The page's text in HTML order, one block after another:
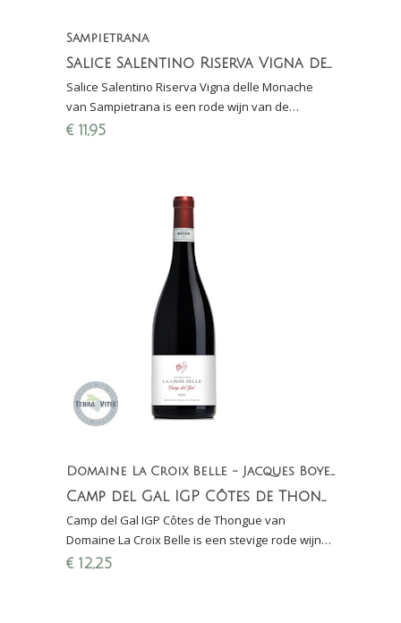
Sampietrana
Salice Salentino Riserva Vigna delle Monache
Salice Salentino Riserva Vigna delle Monache
van Sampietrana is een rode wijn van de
Negroamaro-druif uit de regio Puglia in Zuid-
€ 11,95
Domaine La Croix Belle - Jacques Boyer
Camp del Gal IGP Côtes de Thongue
Camp del Gal IGP Côtes de Thongue van
Domaine La Croix Belle is een stevige rode wijn
uit de Languedoc gemaakt van Syrah en
€ 12,25